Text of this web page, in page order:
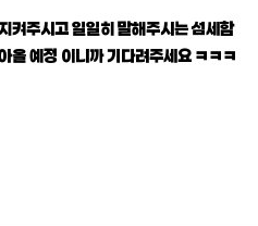
켜주시고 일일히 말해주시는 섬세함
올 예정 이니까 기다려주세요 ㅋㅋㅋ